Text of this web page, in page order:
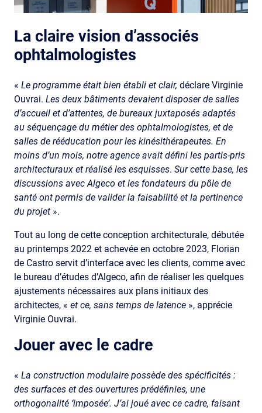
La claire vision d’associés
ophtalmologistes
« Le programme était bien établi et clair, déclare Virginie
Ouvrai. Les deux bâtiments devaient disposer de salles
d’accueil et d’attentes, de bureaux juxtaposés adaptés
au séquençage du métier des ophtalmologistes, et de
salles de rééducation pour les kinésithérapeutes. En
moins d’un mois, notre agence avait défini les partis-pris
architecturaux et réalisé les esquisses. Sur cette base, les
discussions avec Algeco et les fondateurs du pôle de
santé ont permis de valider la faisabilité et la pertinence
du projet ».
Tout au long de cette conception architecturale, débutée
au printemps 2022 et achevée en octobre 2023, Florian
de Castro servit d’interface avec les clients, comme avec
le bureau d’études d’Algeco, afin de réaliser les quelques
ajustements nécessaires aux plans initiaux des
architectes, « et ce, sans temps de latence », apprécie
Virginie Ouvrai.
Jouer avec le cadre
« La construction modulaire possède des spécificités :
des surfaces et des ouvertures prédéfinies, une
orthogonalité ‘imposée’. J’ai joué avec ce cadre, faisant